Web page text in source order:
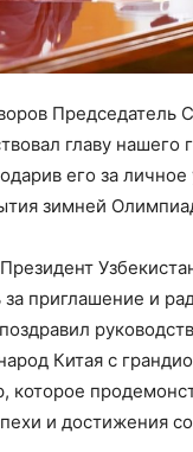
Председатель
главу нашего
его за личное
зимней
за приглашение и
Китая с
которое
и достижения